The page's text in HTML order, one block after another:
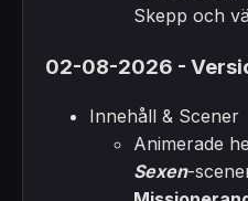
Skepp och
02-08-2026 -
Innehåll & Scener
Animerade
Sexen-